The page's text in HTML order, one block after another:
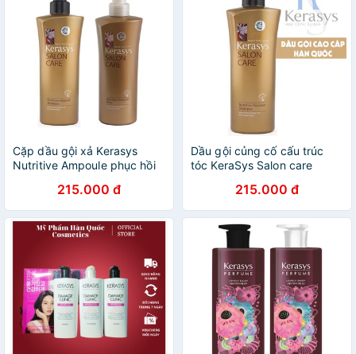
Cặp dầu gội xả Kerasys
Nutritive Ampoule phục hồi
tóc Hàn Quốc 600ml
215.000 đ
Dầu gội củng cố cấu trúc
tóc KeraSys Salon care
215.000 đ